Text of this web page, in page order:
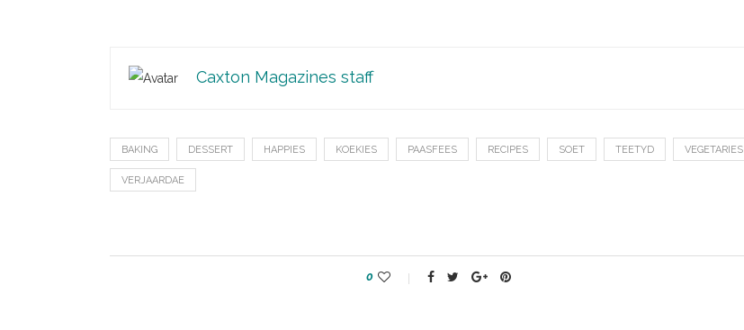
Caxton Magazines staff
BAKING DESSERT HAPPIES KOEKIES PAASFEES RECIPES SOET TEETYD VEGETARIES
VERJAARDAE
0